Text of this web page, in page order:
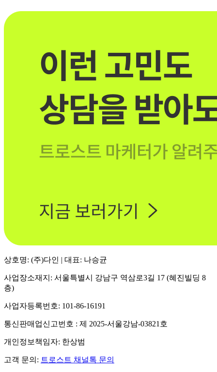
상호명: (주)다인 | 대표: 나승균
사업장소재지: 서울특별시 강남구 역삼로3길 17 (혜진빌딩 8
층)
사업자등록번호: 101-86-16191
통신판매업신고번호 : 제 2025-서울강남-03821호
개인정보책임자: 한상범
고객 문의: 트로스트 채널톡 문의